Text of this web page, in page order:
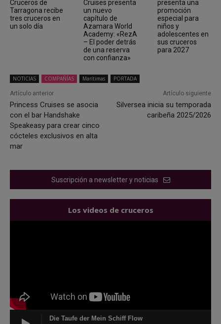
Cruceros de
Tarragona recibe
tres cruceros en
un solo día
Cruises presenta
un nuevo
capítulo de
Azamara World
Academy: «RezA
– El poder detrás
de una reserva
con confianza»
presenta una
promoción
especial para
niños y
adolescentes en
sus cruceros
para 2027
NOTICIAS COMPAÑÍAS Marítimas PORTADA
Artículo anterior
Princess Cruises se asocia
con el bar Handshake
Speakeasy para crear cinco
cócteles exclusivos en alta
mar
Artículo siguiente
Silversea inicia su temporada
caribeña 2025/2026
Suscripción a newsletter y noticias
Los videos de cruceros
Die Taufe der Mein Schiff Flow